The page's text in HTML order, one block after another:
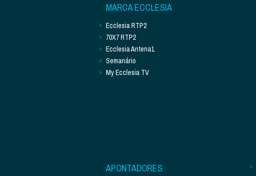
MARCA ECCLESIA
Ecclesia RTP2
70X7 RTP2
Ecclesia Antena1
Semanário
My Ecclesia TV
APONTADORES